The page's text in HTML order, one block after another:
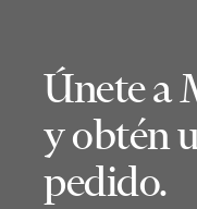
Únete a
y obtén
pedido.